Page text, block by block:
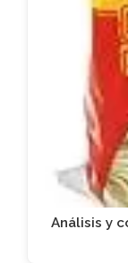
Análisis y